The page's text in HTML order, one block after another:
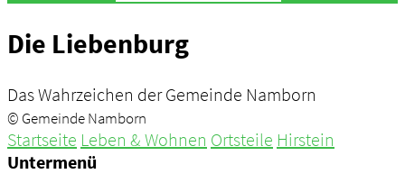
Die Liebenburg
Das Wahrzeichen der Gemeinde Namborn
© Gemeinde Namborn
Startseite Leben & Wohnen Ortsteile Hirstein
Untermenü